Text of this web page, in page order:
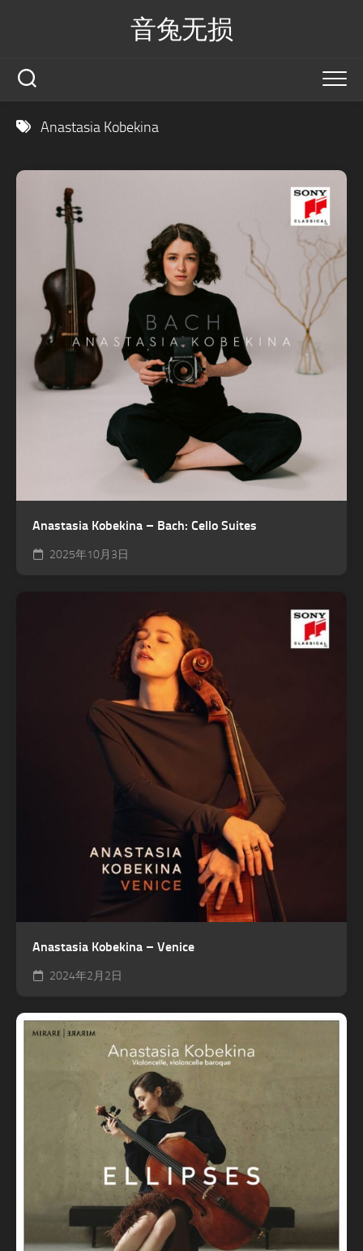
音兔无损
Anastasia Kobekina
Anastasia Kobekina – Bach: Cello Suites
2025年10月3日
Anastasia Kobekina – Venice
2024年2月2日